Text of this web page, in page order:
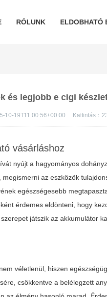
RÓLUNK ELDOBHATÓ
és legjobb e cigi
10-19T11:00:56+00:00 Kattintás：
vásárláshoz
nyújt a hagyományos
az eszközök
egészségesebb
érdemes eldönteni, hogy
játszik az akkumulátor
véletlenül, hiszen
csökkentve a belélegzett